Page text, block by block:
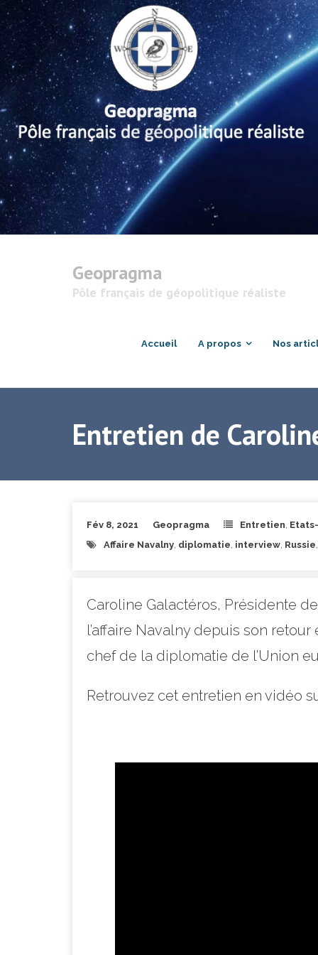
Geopragma
Pôle français de géopolitique réaliste
Accueil A propos Nos
Entretien de
Fév 8, 2021 Geopragma Entretien
Affaire Navalny diplomatie interview Russie
Caroline Galactéros, Présidente
l’affaire Navalny depuis son
chef de la diplomatie de l’Union
Retrouvez cet entretien en vidéo